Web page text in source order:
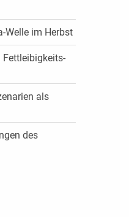
Welle im Herbst
Fettleibigkeits-
als
des